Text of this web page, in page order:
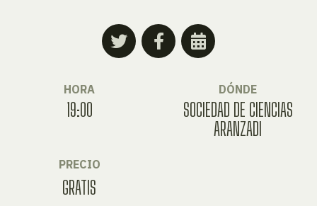
HORA
19:00
DÓNDE
SOCIEDAD DE CIENCIAS
ARANZADI
PRECIO
GRATIS